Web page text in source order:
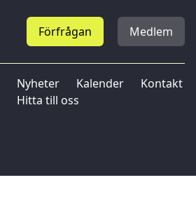
Förfrågan Medlem
Nyheter Kalender
Kontakt
Hitta till oss